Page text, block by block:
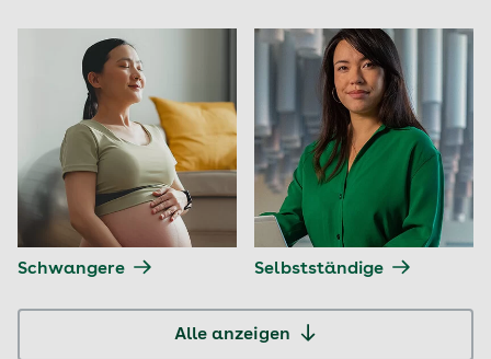
Schwangere Selbstständige
Alle anzeigen